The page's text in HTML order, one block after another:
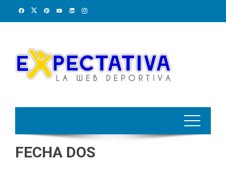
FECHA DOS